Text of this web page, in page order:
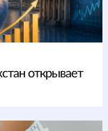
открывает